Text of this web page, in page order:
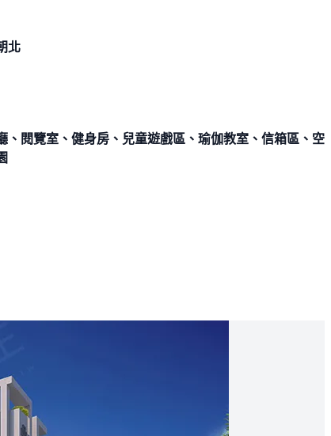
北
、閱覽室、健身房、兒童遊戲區、瑜伽教室、信箱區、空